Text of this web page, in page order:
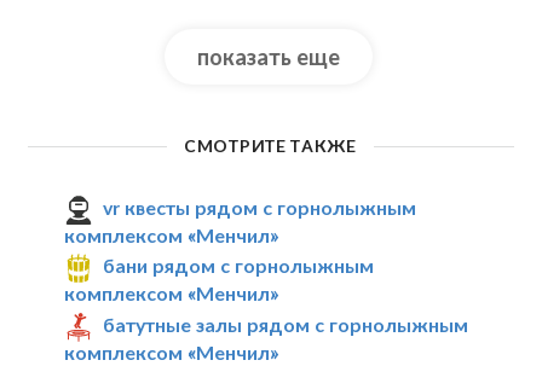
показать еще
СМОТРИТЕ ТАКЖЕ
vr квесты рядом с горнолыжным
комплексом «Менчил»
бани рядом с горнолыжным
комплексом «Менчил»
батутные залы рядом с горнолыжным
комплексом «Менчил»